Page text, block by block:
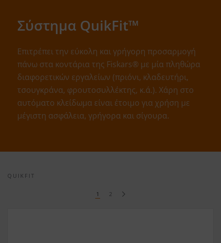
Σύστημα QuikFit™
Επιτρέπει την εύκολη και γρήγορη προσαρμογή
πάνω στα κοντάρια της Fiskars® με μία πληθώρα
διαφορετικών εργαλείων (πριόνι, κλαδευτήρι,
τσουγκράνα, φρουτοσυλλέκτης, κ.ά.). Χάρη στο
αυτόματο κλείδωμα είναι έτοιμο για χρήση με
μέγιστη ασφάλεια, γρήγορα και σίγουρα.
QUIKFIT
1 2